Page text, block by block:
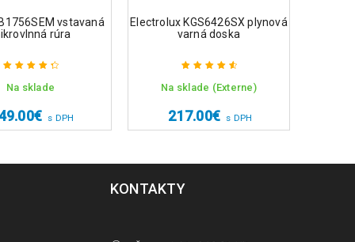
vstavaná
rúra
Hodnotenie
Na sklade
€ s DPH
Electrolux KGS6426SX plynová
varná doska
Hodnotenie
Na sklade (Externe)
217.00€ s DPH
KONTAKTY